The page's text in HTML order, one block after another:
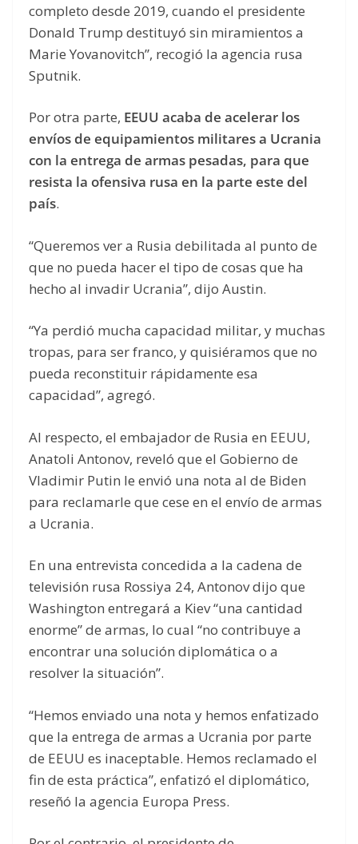
completo desde 2019, cuando el presidente
Donald Trump destituyó sin miramientos a
Marie Yovanovitch”, recogió la agencia rusa
Sputnik.
Por otra parte, EEUU acaba de acelerar los
envíos de equipamientos militares a Ucrania
con la entrega de armas pesadas, para que
resista la ofensiva rusa en la parte este del
país.
“Queremos ver a Rusia debilitada al punto de
que no pueda hacer el tipo de cosas que ha
hecho al invadir Ucrania”, dijo Austin.
“Ya perdió mucha capacidad militar, y muchas
tropas, para ser franco, y quisiéramos que no
pueda reconstituir rápidamente esa
capacidad”, agregó.
Al respecto, el embajador de Rusia en EEUU,
Anatoli Antonov, reveló que el Gobierno de
Vladimir Putin le envió una nota al de Biden
para reclamarle que cese en el envío de armas
a Ucrania.
En una entrevista concedida a la cadena de
televisión rusa Rossiya 24, Antonov dijo que
Washington entregará a Kiev “una cantidad
enorme” de armas, lo cual “no contribuye a
encontrar una solución diplomática o a
resolver la situación”.
“Hemos enviado una nota y hemos enfatizado
que la entrega de armas a Ucrania por parte
de EEUU es inaceptable. Hemos reclamado el
fin de esta práctica”, enfatizó el diplomático,
reseñó la agencia Europa Press.